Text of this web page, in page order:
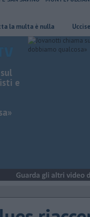
è nulla Uccise la figlia
e